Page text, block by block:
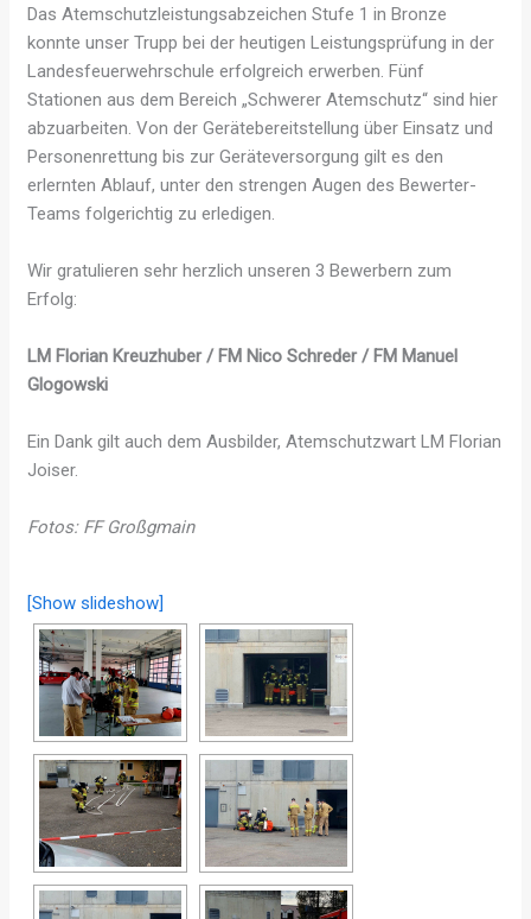
Das Atemschutzleistungsabzeichen Stufe 1 in Bronze
konnte unser Trupp bei der heutigen Leistungsprüfung in der
Landesfeuerwehrschule erfolgreich erwerben. Fünf
Stationen aus dem Bereich „Schwerer Atemschutz“ sind hier
abzuarbeiten. Von der Gerätebereitstellung über Einsatz und
Personenrettung bis zur Geräteversorgung gilt es den
erlernten Ablauf, unter den strengen Augen des Bewerter-
Teams folgerichtig zu erledigen.
Wir gratulieren sehr herzlich unseren 3 Bewerbern zum
Erfolg:
LM Florian Kreuzhuber / FM Nico Schreder / FM Manuel
Glogowski
Ein Dank gilt auch dem Ausbilder, Atemschutzwart LM Florian
Joiser.
Fotos: FF Großgmain
[Show slideshow]